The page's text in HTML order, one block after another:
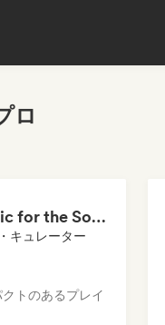
ロ
Roots Music for the Soul 🍃 Roots Reggae, Dub & Dancehall
キュレーター
トのあるプレイ